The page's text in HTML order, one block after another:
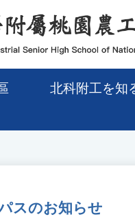
北科附工を知
スのお知らせ